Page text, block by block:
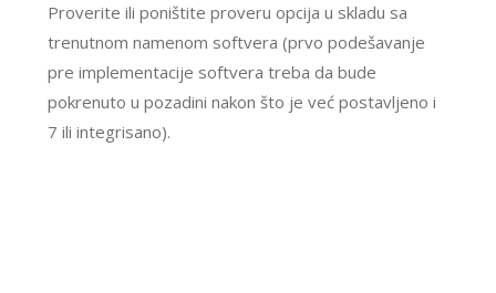
Proverite ili poništite proveru opcija u skladu sa
trenutnom namenom softvera (prvo podešavanje
pre implementacije softvera treba da bude
pokrenuto u pozadini nakon što je već postavljeno i
7 ili integrisano).